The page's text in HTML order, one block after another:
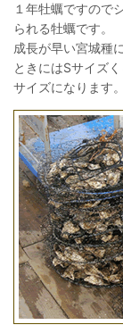
１年牡蠣ですので
られる牡蠣です。
成長が早い宮城種
ときにはSサイズ
サイズになります。